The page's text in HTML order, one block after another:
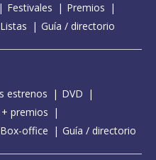
Festivales
Premios
Listas Guía / directorio
estrenos
DVD
premios
Box-office Guía / directorio